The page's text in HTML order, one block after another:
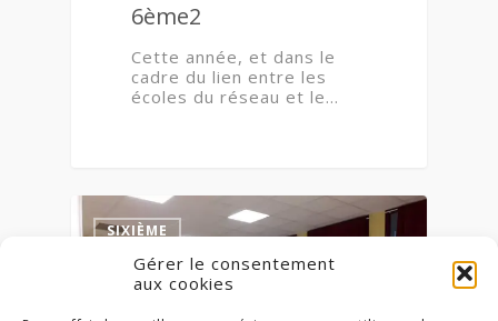
Gérer le consentement
aux cookies
6ème2
Cette année, et dans le
cadre du lien entre les
écoles du réseau et le…
SIXIÈME 1